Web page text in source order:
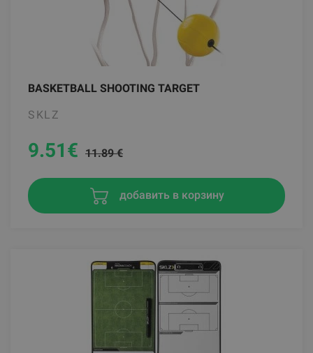
BASKETBALL SHOOTING TARGET
SKLZ
9.51€ 11.89 €
добавить в корзину